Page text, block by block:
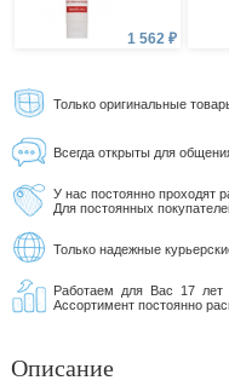
1 562 ₽
Только оригинальные
Всегда открыты для
У нас постоянно проходят
Для постоянных
Только надежные
Работаем для Вас 17 лет
Ассортимент постоянно
Описание